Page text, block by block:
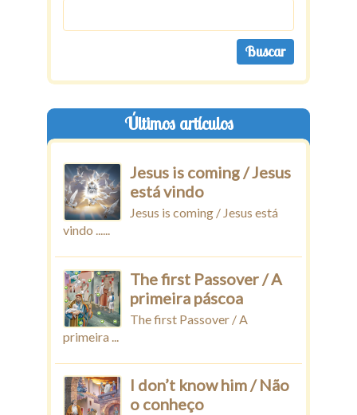
Últimos artículos
Jesus is coming / Jesus
está vindo
Jesus is coming / Jesus está
vindo ......
The first Passover / A
primeira páscoa
The first Passover / A
primeira ...
I don’t know him / Não
o conheço